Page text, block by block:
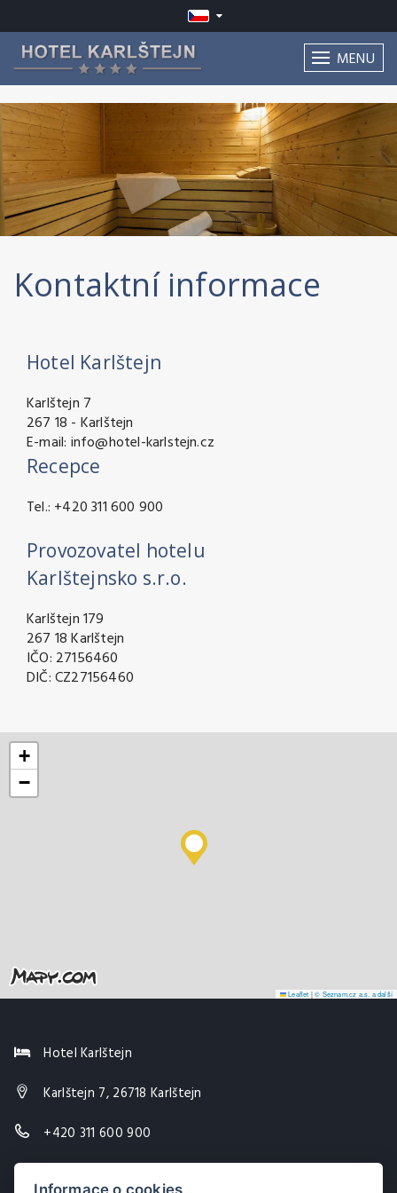
MENU
Kontaktní informace
Hotel Karlštejn
Karlštejn 7
267 18 - Karlštejn
E-mail: info@hotel-karlstejn.cz
Recepce
Tel.: +420 311 600 900
Provozovatel hotelu
Karlštejnsko s.r.o.
Karlštejn 179
267 18 Karlštejn
IČO: 27156460
DIČ: CZ27156460
+
−
Leaflet | © Seznam.cz a.s. a další
Hotel Karlštejn
Karlštejn 7, 26718 Karlštejn
+420 311 600 900
Informace o cookies